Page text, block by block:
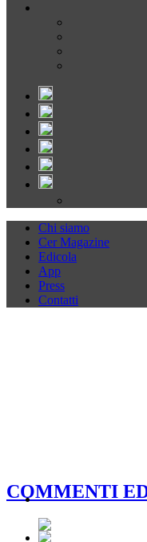
Chi siamo
Cer Magazine
Edicola
App
Press
Contatti
COMMENTI